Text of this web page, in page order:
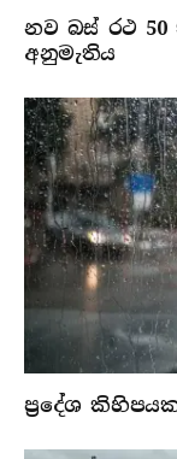
නව බස් රථ
අනුමැතිය
ප්‍රදේශ